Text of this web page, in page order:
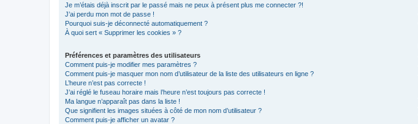
Je m’étais déjà inscrit par le passé mais ne peux à présent plus me connecter ?!
J’ai perdu mon mot de passe !
Pourquoi suis-je déconnecté automatiquement ?
À quoi sert « Supprimer les cookies » ?
Préférences et paramètres des utilisateurs
Comment puis-je modifier mes paramètres ?
Comment puis-je masquer mon nom d’utilisateur de la liste des utilisateurs en ligne ?
L’heure n’est pas correcte !
J’ai réglé le fuseau horaire mais l’heure n’est toujours pas correcte !
Ma langue n’apparaît pas dans la liste !
Que signifient les images situées à côté de mon nom d’utilisateur ?
Comment puis-je afficher un avatar ?